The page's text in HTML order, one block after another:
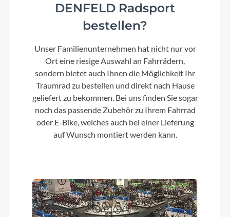
ACID MTB Hybrid Pro, 40T
Kassette
Shimano Deore CS-M6100, 10-51T
Lenker
Farbe
lizard´n´black
DENFELD Radsport
bestellen?
Unser Familienunternehmen hat nicht nur vor
Ort eine riesige Auswahl an Fahrrädern,
sondern bietet auch Ihnen die Möglichkeit Ihr
Traumrad zu bestellen und direkt nach Hause
geliefert zu bekommen. Bei uns finden Sie sogar
noch das passende Zubehör zu Ihrem Fahrrad
oder E-Bike, welches auch bei einer Lieferung
auf Wunsch montiert werden kann.